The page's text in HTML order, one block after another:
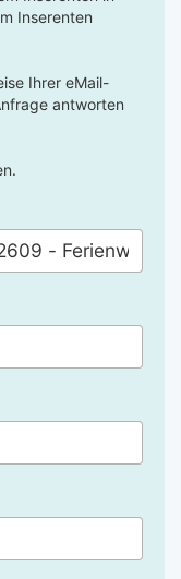
Inserenten
Ihrer eMail-
antworten